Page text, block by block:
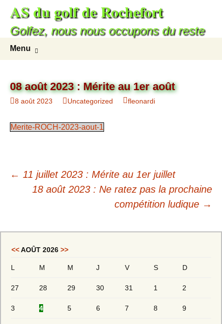
contenu
AS du golf de Rochefort
Golfez, nous nous occupons du reste
Menu
08 août 2023 : Mérite au 1er août
8 août 2023 Uncategorized fleonardi
Merite-ROCH-2023-aout-1
Navigation
← 11 juillet 2023 : Mérite au 1er juillet
18 août 2023 : Ne ratez pas la prochaine
compétition ludique →
<<AOÛT 2026 >>
L M M J V S D
27 28 29 30 31 1 2
3 4 5 6 7 8 9